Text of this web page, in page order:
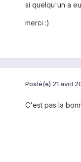
si quelqu'un a
merci :)
Posté(e) 21 avril
C'est pas la